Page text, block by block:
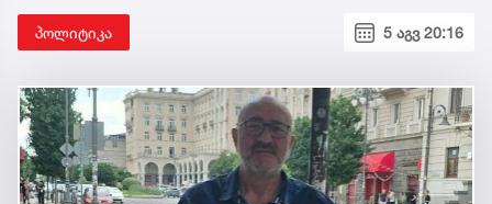
პოლიტიკა 5 აგვ 20:16